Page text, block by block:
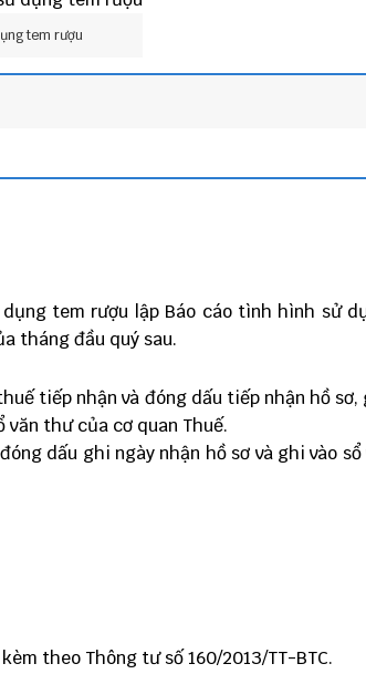
tem rượu
tem rượu lập Báo cáo tình hình sử
tháng đầu quý sau.
tiếp nhận và đóng dấu tiếp nhận hồ
văn thư của cơ quan Thuế.
dấu ghi ngày nhận hồ sơ và ghi vào
theo Thông tư số 160/2013/TT-BTC.